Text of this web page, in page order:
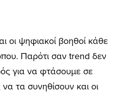
οι ψηφιακοί βοηθοί κάθε
Παρότι σαν trend δεν
για να φτάσουμε σε
τα συνηθίσουν και οι